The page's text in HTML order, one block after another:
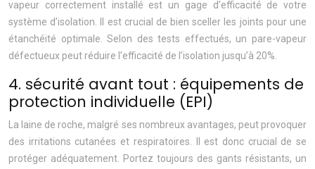
vapeur correctement installé est un gage d’efficacité de votre
système d’isolation. Il est crucial de bien sceller les joints pour une
étanchéité optimale. Selon des tests effectués, un pare-vapeur
défectueux peut réduire l’efficacité de l’isolation jusqu’à 20%.
4. sécurité avant tout : équipements de
protection individuelle (EPI)
La laine de roche, malgré ses nombreux avantages, peut provoquer
des irritations cutanées et respiratoires. Il est donc crucial de se
protéger adéquatement. Portez toujours des gants résistants, un